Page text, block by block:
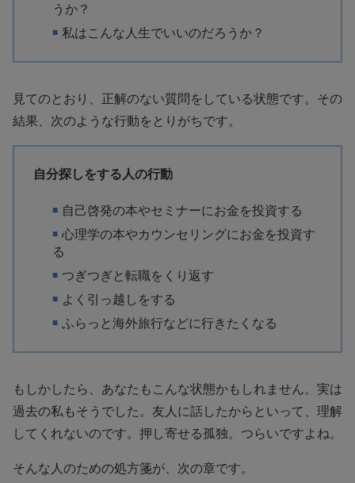
うか？
私はこんな人生でいいのだろうか？
見てのとおり、正解のない質問をしている状態です。その
結果、次のような行動をとりがちです。
自分探しをする人の行動
自己啓発の本やセミナーにお金を投資する
心理学の本やカウンセリングにお金を投資す
る
つぎつぎと転職をくり返す
よく引っ越しをする
ふらっと海外旅行などに行きたくなる
もしかしたら、あなたもこんな状態かもしれません。実は
過去の私もそうでした。友人に話したからといって、理解
してくれないのです。押し寄せる孤独。つらいですよね。
そんな人のための処方箋が、次の章です。